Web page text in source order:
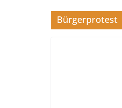
Bürgerprotest